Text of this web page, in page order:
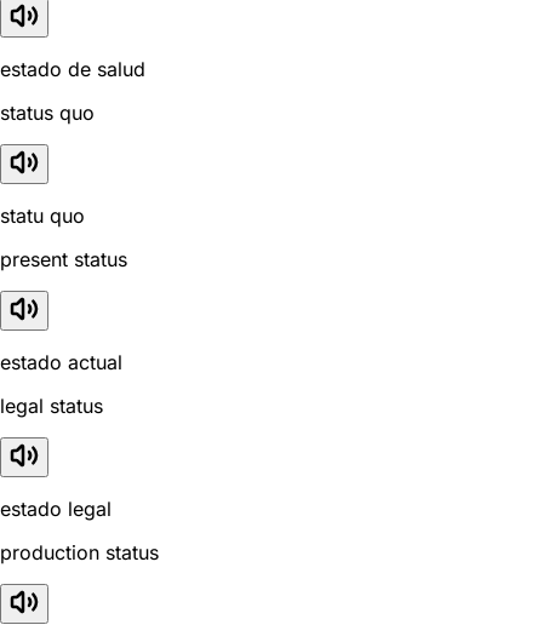
estado de salud
status quo
statu quo
present status
estado actual
legal status
estado legal
production status